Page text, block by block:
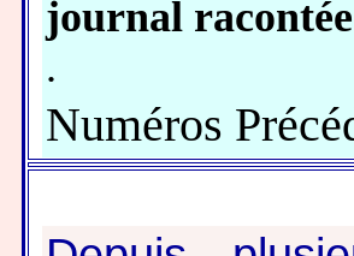
journal
.
Numéros